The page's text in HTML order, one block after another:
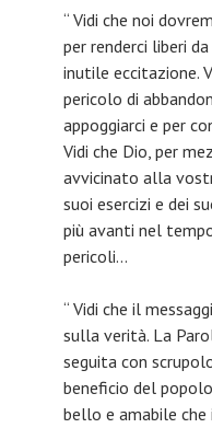
“ Vidi che noi
per renderci liberi
inutile eccitazione.
pericolo di
appoggiarci e per
Vidi che Dio, per
avvicinato alla
suoi esercizi e dei
più avanti nel
pericoli…
“ Vidi che il
sulla verità. La
seguita con
beneficio del
bello e amabile